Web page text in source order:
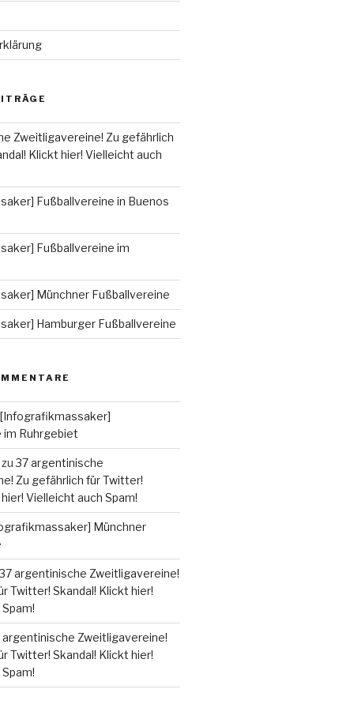
Zweitligavereine! Zu gefährlich
Klickt hier! Vielleicht auch
Fußballvereine in Buenos
Fußballvereine im
Münchner Fußballvereine
Hamburger Fußballvereine
[Infografikmassaker]
im Ruhrgebiet
37 argentinische
Zu gefährlich für Twitter!
Vielleicht auch Spam!
Münchner
argentinische Zweitligavereine!
Twitter! Skandal! Klickt hier!
argentinische Zweitligavereine!
Twitter! Skandal! Klickt hier!